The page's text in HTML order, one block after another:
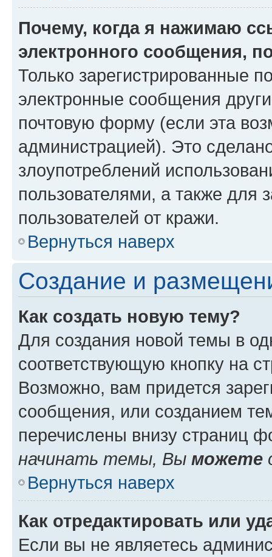
Почему, когда я нажимаю
электронного сообщения,
Только зарегистрированные
электронные сообщения
почтовую форму (если эта
администрацией). Это
злоупотреблений
пользователями, а также для
пользователей от кражи.
Вернуться наверх
Создание и
Как создать новую тему?
Для создания новой темы в
соответствующую кнопку на
Возможно, вам придется
сообщения, или созданием
перечислены внизу страниц
начинать темы, Вы можете
Вернуться наверх
Как отредактировать или
Если вы не являетесь